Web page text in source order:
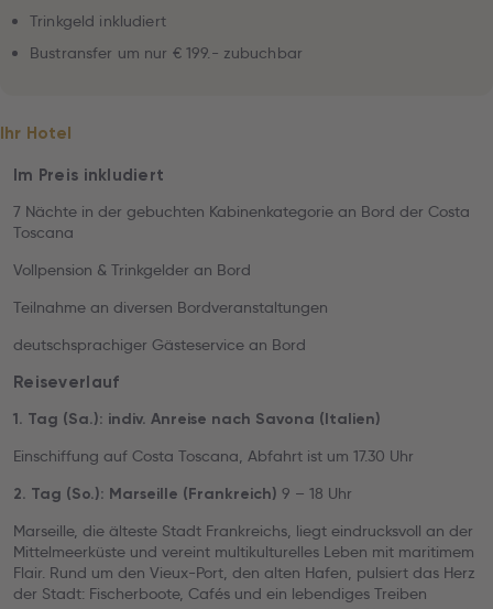
Trinkgeld inkludiert
Bustransfer um nur € 199.- zubuchbar
Ihr Hotel
Im Preis inkludiert
7 Nächte in der gebuchten Kabinenkategorie an Bord der Costa
Toscana
Vollpension & Trinkgelder an Bord
Teilnahme an diversen Bordveranstaltungen
deutschsprachiger Gästeservice an Bord
Reiseverlauf
1. Tag (Sa.): indiv. Anreise nach Savona (Italien)
Einschiffung auf Costa Toscana, Abfahrt ist um 17.30 Uhr
2. Tag (So.): Marseille (Frankreich) 9 – 18 Uhr
Marseille, die älteste Stadt Frankreichs, liegt eindrucksvoll an der
Mittelmeerküste und vereint multikulturelles Leben mit maritimem
Flair. Rund um den Vieux-Port, den alten Hafen, pulsiert das Herz
der Stadt: Fischerboote, Cafés und ein lebendiges Treiben